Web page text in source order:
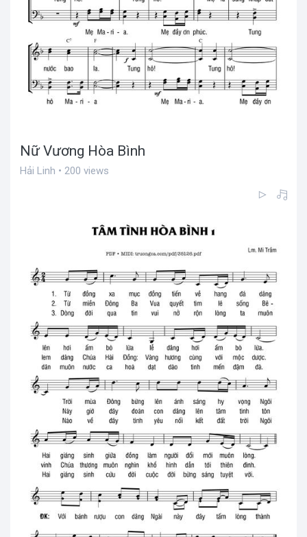
Nữ Vương Hòa Bình
Hải Linh • 200 views